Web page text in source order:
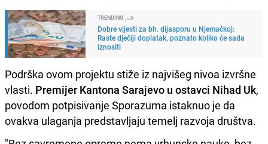
TRENDING
Dobre vijesti za bh. dijasporu u Njemačkoj:
Raste dječiji doplatak, poznato koliko će sada
iznositi
Podrška ovom projektu stiže iz najvišeg nivoa izvršne
vlasti. Premijer Kantona Sarajevo u ostavci Nihad Uk,
povodom potpisivanje Sporazuma istaknuo je da
ovakva ulaganja predstavljaju temelj razvoja društva.